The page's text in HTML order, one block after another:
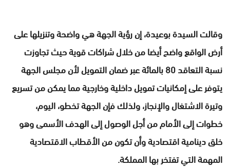
وقالت السيدة بوعيدة، إن رؤية الجهة هي واضحة وتنزيلها على
أرض الواقع واضح أيضا من خلال شراكات قوية حيث تجاوزت
نسبة التعاقد 80 بالمائة عبر ضمان التمويل لأن مجلس الجهة
يتوفر على إمكانيات تمويل داخلية وخارجية مما يمكن من تسريع
وتيرة الاشتغال والإنجاز، ولذلك فإن الجهة تخطو، اليوم،
خطوات إلى الأمام من أجل الوصول إلى الهدف الأسمى وهو
خلق دينامية اقتصادية وأن تكون من الأقطاب الاقتصادية
المهمة التي تفتخر بها المملكة.